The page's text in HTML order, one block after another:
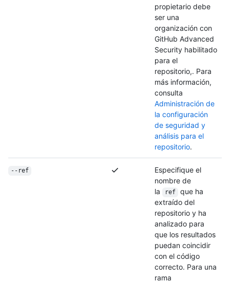
propietario debe
ser una
organización con
GitHub Advanced
Security habilitado
para el
repositorio,. Para
más información,
consulta
Administración de
la configuración
de seguridad y
análisis para el
repositorio.
--ref
Especifique el
nombre de
la
ref
que ha
extraído del
repositorio y ha
analizado para
que los resultados
puedan coincidir
con el código
correcto. Para una
rama